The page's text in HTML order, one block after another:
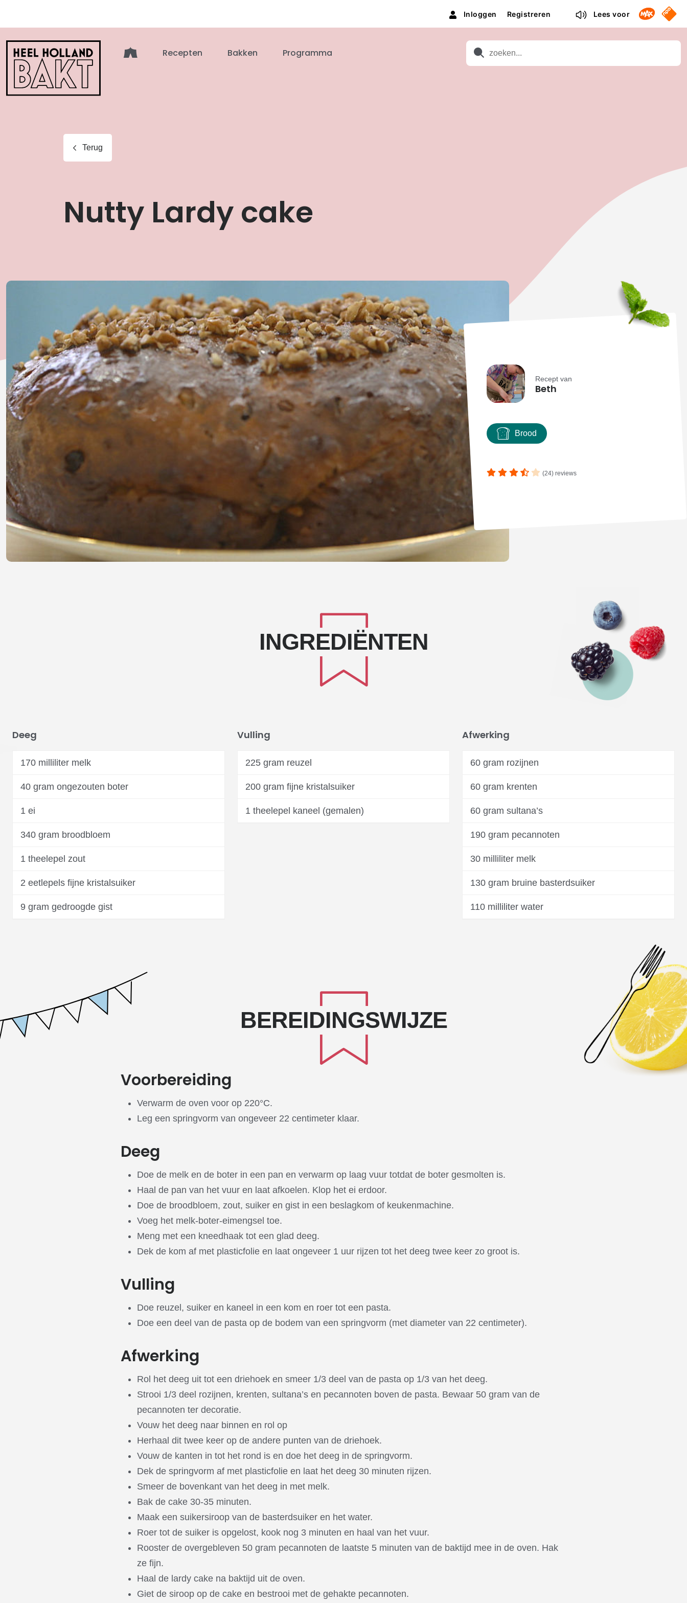
Inloggen Registreren Lees voor Omroep
NPO
Heel
Holland
Bakt
Recepten Bakken Programma
Zoeken
Zoeken
Terug
Nutty Lardy cake
Recept van
Beth
Brood
(24) reviews
INGREDIËNTEN
Deeg
170 milliliter melk
40 gram ongezouten boter
1 ei
340 gram broodbloem
1 theelepel zout
2 eetlepels fijne kristalsuiker
9 gram gedroogde gist
Vulling
225 gram reuzel
200 gram fijne kristalsuiker
1 theelepel kaneel (gemalen)
Afwerking
60 gram rozijnen
60 gram krenten
60 gram sultana’s
190 gram pecannoten
30 milliliter melk
130 gram bruine basterdsuiker
110 milliliter water
BEREIDINGSWIJZE
Voorbereiding
Verwarm de oven voor op 220°C.
Leg een springvorm van ongeveer 22 centimeter klaar.
Deeg
Doe de melk en de boter in een pan en verwarm op laag vuur totdat de boter gesmolten is.
Haal de pan van het vuur en laat afkoelen. Klop het ei erdoor.
Doe de broodbloem, zout, suiker en gist in een beslagkom of keukenmachine.
Voeg het melk-boter-eimengsel toe.
Meng met een kneedhaak tot een glad deeg.
Dek de kom af met plasticfolie en laat ongeveer 1 uur rijzen tot het deeg twee keer zo groot is.
Vulling
Doe reuzel, suiker en kaneel in een kom en roer tot een pasta.
Doe een deel van de pasta op de bodem van een springvorm (met diameter van 22 centimeter).
Afwerking
Rol het deeg uit tot een driehoek en smeer 1/3 deel van de pasta op 1/3 van het deeg.
Strooi 1/3 deel rozijnen, krenten, sultana’s en pecannoten boven de pasta. Bewaar 50 gram van de
pecannoten ter decoratie.
Vouw het deeg naar binnen en rol op
Herhaal dit twee keer op de andere punten van de driehoek.
Vouw de kanten in tot het rond is en doe het deeg in de springvorm.
Dek de springvorm af met plasticfolie en laat het deeg 30 minuten rijzen.
Smeer de bovenkant van het deeg in met melk.
Bak de cake 30-35 minuten.
Maak een suikersiroop van de basterdsuiker en het water.
Roer tot de suiker is opgelost, kook nog 3 minuten en haal van het vuur.
Rooster de overgebleven 50 gram pecannoten de laatste 5 minuten van de baktijd mee in de oven. Hak
ze fijn.
Haal de lardy cake na baktijd uit de oven.
Giet de siroop op de cake en bestrooi met de gehakte pecannoten.